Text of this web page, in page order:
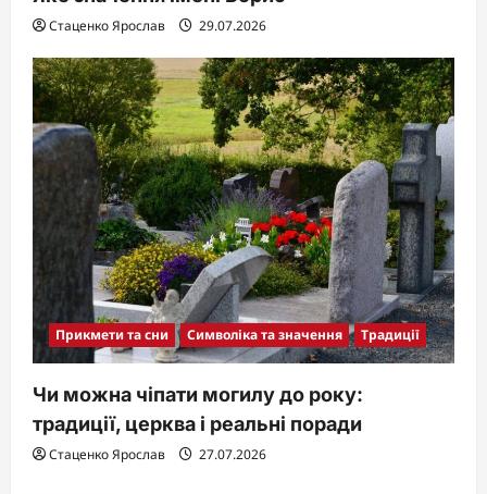
Стаценко Ярослав 29.07.2026
Прикмети та сни Символіка та значення Традиції
Чи можна чіпати могилу до року:
традиції, церква і реальні поради
Стаценко Ярослав 27.07.2026